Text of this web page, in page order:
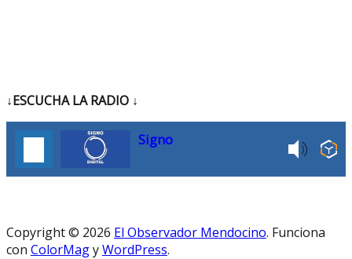
↓ESCUCHA LA RADIO ↓
Signo
Copyright © 2026 El Observador Mendocino. Funciona
con ColorMagyWordPress.